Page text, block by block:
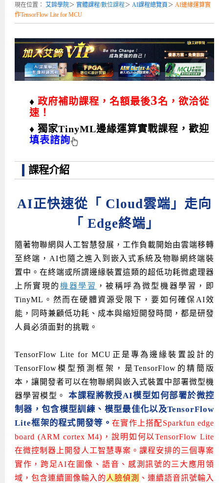
Raspberry Pi之Python程式設計硬體控制
生醫感測器整合設計班
穿戴式裝置應用開發
嵌入式即時作業系統FreeRTOS 設計實作
工業電子丙級輔導考照課程
[學程]感測電路Plus+MCU韌體設計實戰
AI機器學習與深度學習實戰班
AI課程總覽頁
AI邊緣運算實作TensorFlow Lite for MCU
AI深度學習之問答系統實作
AI強化學習 - 自動控制應用
iPAS巨量資料分析師
AI雲端原生與MLOps自動化實務
Web全端開發應用班
資訊安全實務
[學程]物聯網全端與深度學習整合
[學程]物聯網整合開發實戰
5G技術-SDN與Mininet實作
嵌入式物聯網開發實戰
iPAS AIoT應用工程師(物聯網類)
5G-SDN通訊系列課程
ROS機器人自走車系統開發應用
ROS機器手臂控制&演算法實戰
電腦視覺與影像處理課程
影像課程總覽
AI深度學習與影像辨識實戰
嵌入式Linux開發與AI影像辨識
ARM系列課程
ARM Boot Loader設計
ARM Cortex-M0 應用整合設計
C語言程式設計
資料結構精修班
Python程式實戰養成學程
Python程式設計(舊)
Java 物件導向程式
Android系列課程
Android嵌入式平台開發訓練班
Android Framework
iOS程式開發系列課程
iPhone程式設計進階班
Android嵌入式平台開發訓練班
產品應用系列課程
NFC無線通訊設計實作班
物聯網Web整合應用實作班
AIoT人工智慧與物聯網實戰人才就業班
AI智能醫療電子產品開發人才就業班
物聯網韌體工程師人才養成班
物聯網平台開發人才養成班(政府+企業雙重補助)
物聯網平台開發人才養成班
實體課程總覽
使用C語言控制Raspberry Pi
Raspberry Pi 開發入門
AI邊緣運算實作TensorFlow Lite for MCU
生成式AI能力認證
Python機器學習與深度學習
AI雲端原生與MLOps自動化實務
自然語言處理與大型語言模型
資料分析與視覺化
Edge AI與Pi Pico實作應用
OpenVINO邊緣運算實務
iPAS巨量資料分析師考照班
AI雲端原生與MLOps自動化實務
物聯網整合開發與應用
iPAS AIoT應用工程師(物聯網類)
5G - SDN與Mininet實作
iPAS產業人才能力鑑定系列
iPAS AIoT應用工程師(物聯網類)
iPAS巨量資料分析師
高中生升學超前部署課程總覽
APCS檢定 Python課程
APCS檢定 C語言課程
APCS檢定培訓課程
【遠距同步】青少年AI冬/夏令營
程式語言系列
C語言程式設計
Python程式設計
JavaScript程式設計
Python進階程式設計：從資料結構到演算法
Raspberry Pi系列
Python硬體控制-Pi Pico
Raspberry Pi 使用入門
硬體控制使用Python
5G關鍵技術- SDN與Mininet實作
創意程式設計系列
micro:bit 創意程式設計
電腦教室租借服務[台北]
廠商求才
學員常見問題
最新成果展
工程師學習地圖
青少年AI人工智慧實作班[高中生]
高中生升學超前部署課程總覽
現在位置： 艾鍗學院＞ 實體課程/數位課程＞ AI課程總覽頁＞ AI邊緣運算實
作TensorFlow Lite for MCU
♦ 政府補助課程，名額最後3名，欲洽從
速！
♦ 獨家TinyML邊緣運算實戰課程，歡迎
填表諮詢
課程介紹
AI正快速從「 Cloud雲端」走向
「 Edge終端」
隨著物聯網與人工智慧發展，工作負載開始由雲端移轉
至終端，AI也隨之進入到嵌入式系統及物聯網終端裝
置中。在終端或所謂邊緣裝置這類的超低功耗微處理器
上所實現的機器學習 ，被稱呼為微型機器學習，即
TinyML。然而在硬體資源受限下，要如何確保AI效
能，同時兼顧低功耗、成本與縮短開發時間，都是研發
人員必須面對的挑戰。
TensorFlow Lite for MCU正是專為邊緣裝置設計的
TensorFlow模型預測框架，是TensorFlow的精簡版
本，讓開發者可以在物聯網與嵌入式裝置中部署微型機
器學習模型。本課程將教授AI模型如何部署於微控
制器，包含模型訓練、模型最佳化以及TensorFlow
Lite框架的程式開發等。 在實作上搭配Sparkfun edge
board (ARM cortex M4)，說明如何以TensorFlow Lite
在微控制器上開發人工智慧專案。課程安排的三個專案
實作，跨足AI在圖像、語音、感測訊號的三大應用領
域，包含連續圖像輸入的 人臉偵測
、連續語音訊號輸入